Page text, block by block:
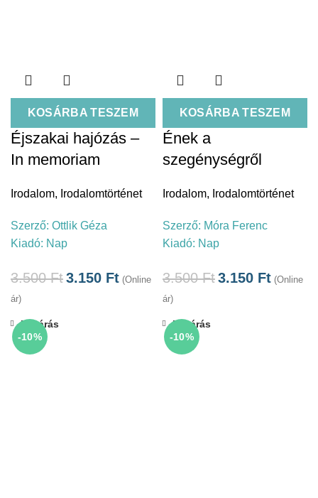
KOSÁRBA TESZEM
Éjszakai hajózás –
In memoriam
Irodalom, Irodalomtörténet
Szerző: Ottlik Géza
Kiadó: Nap
3.500Ft3.150 Ft (Online
ár)
KOSÁRBA TESZEM
Ének a
szegénységről
Irodalom, Irodalomtörténet
Szerző: Móra Ferenc
Kiadó: Nap
3.500Ft3.150 Ft (Online
ár)
-10%
Bezárás
-10%
Bezárás